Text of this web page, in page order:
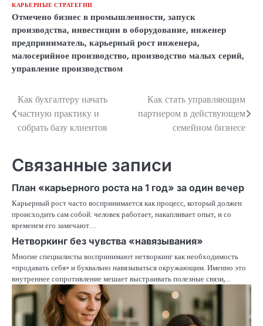
КАРЬЕРНЫЕ СТРАТЕГИИ
Отмечено бизнес в промышленности, запуск
производства, инвестиции в оборудование, инженер
предприниматель, карьерный рост инженера,
малосерийное производство, производство малых серий,
управление производством
Навигация
по
Как бухгалтеру начать
частную практику и
собрать базу клиентов
Как стать управляющим
партнером в действующем
семейном бизнесе
Связанные записи
План «карьерного роста на 1 год» за один вечер
Карьерный рост часто воспринимается как процесс, который должен
происходить сам собой: человек работает, накапливает опыт, и со
временем его замечают.…
Нетворкинг без чувства «навязывания»
Многие специалисты воспринимают нетворкинг как необходимость
«продавать себя» и буквально навязываться окружающим. Именно это
внутреннее сопротивление мешает выстраивать полезные связи,…